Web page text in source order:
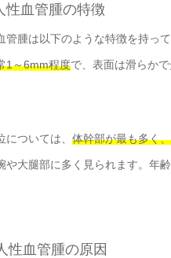
性血管腫の特徴
管腫は以下のような特徴を持っ
1～6mm程度で、表面は滑らか
については、 体幹部が最も多く
や大腿部に多く見られます。年齢
性血管腫の原因